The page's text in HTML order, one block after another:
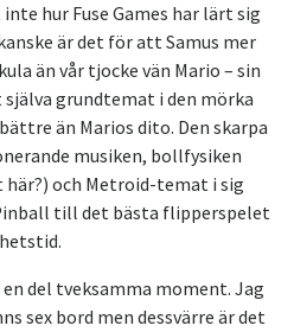
hur Fuse Games har lärt sig
är det för att Samus mer
än vår tjocke vän Mario – sin
grundtemat i den mörka
än Marios dito. Den skarpa
musiken, bollfysiken
och Metroid-temat i sig
till det bästa flipperspelet
del tveksamma moment. Jag
sex bord men dessvärre är det